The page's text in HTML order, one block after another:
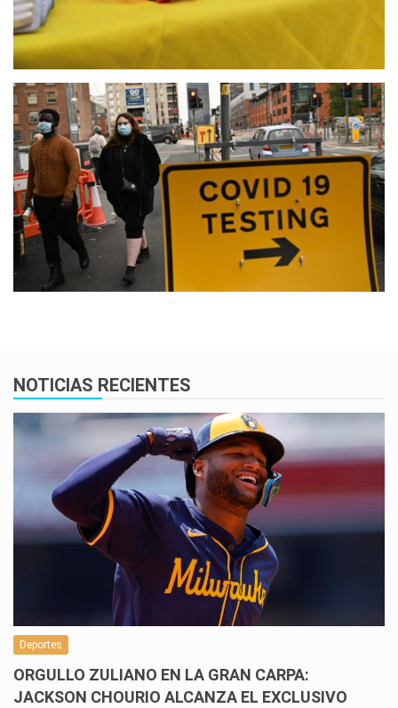
NOTICIAS RECIENTES
Deportes
ORGULLO ZULIANO EN LA GRAN CARPA:
JACKSON CHOURIO ALCANZA EL EXCLUSIVO